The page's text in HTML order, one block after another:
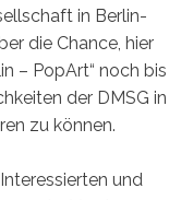
in Berlin-
die Chance, hier
– PopArt“ noch bis
der DMSG in
zu können.
und